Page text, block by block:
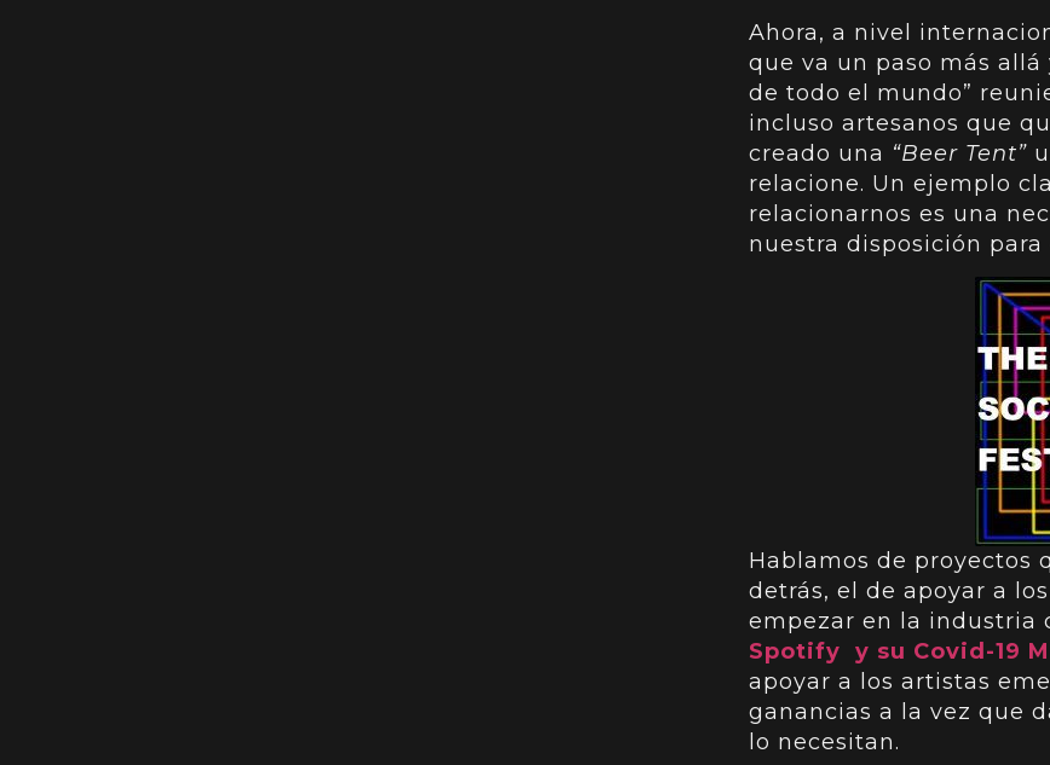
Ahora, a nivel
que va un paso más
de todo el mundo”
incluso artesanos que
creado una “Beer Tent”
relacione. Un ejemplo
relacionarnos es una
nuestra disposición para
Hablamos de proyectos
detrás, el de apoyar a
empezar en la industria
Spotify y su Covid-19
apoyar a los artistas
ganancias a la vez que
lo necesitan.